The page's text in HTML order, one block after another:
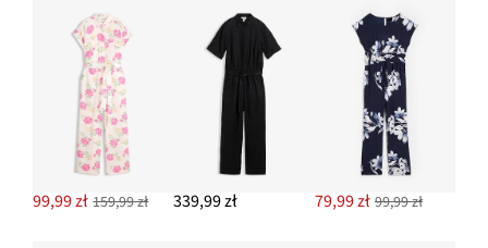
Baleriny w stylu Mary Jane
DODAJ DO KOSZYKA
99,99 zł 159,99 zł 339,99 zł 79,99 zł 99,99 zł